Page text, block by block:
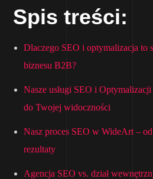
Spis treści:
Dlaczego SEO i optymalizacja to
biznesu B2B?
Nasze usługi SEO i
do Twojej widoczności
Nasz proces SEO w WideArt –
rezultaty
Agencja SEO vs. dział